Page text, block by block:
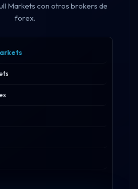
Markets con otros brokers de
forex.